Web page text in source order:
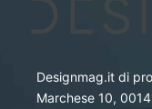
Designmag.it di
Marchese 10,